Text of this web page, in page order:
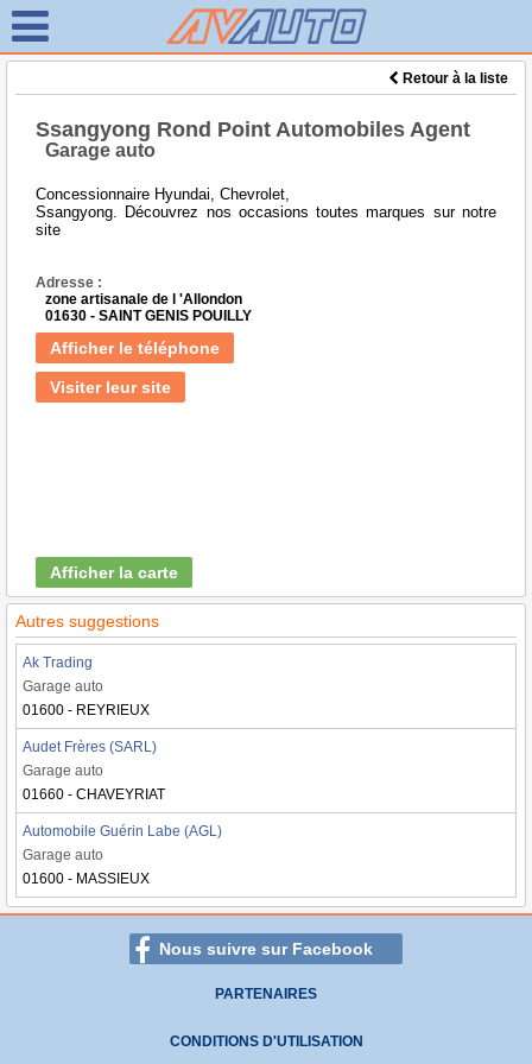
Retour à la liste
Ssangyong Rond Point Automobiles Agent
Garage auto
Concessionnaire Hyundai, Chevrolet,
Ssangyong. Découvrez nos occasions toutes marques sur notre
site
Adresse :
zone artisanale de l 'Allondon
01630 - SAINT GENIS POUILLY
Afficher le téléphone
Visiter leur site
Afficher la carte
Autres suggestions
Ak Trading
Garage auto
01600 - REYRIEUX
Audet Frères (SARL)
Garage auto
01660 - CHAVEYRIAT
Automobile Guérin Labe (AGL)
Garage auto
01600 - MASSIEUX
Nous suivre sur Facebook
PARTENAIRES
CONDITIONS D'UTILISATION